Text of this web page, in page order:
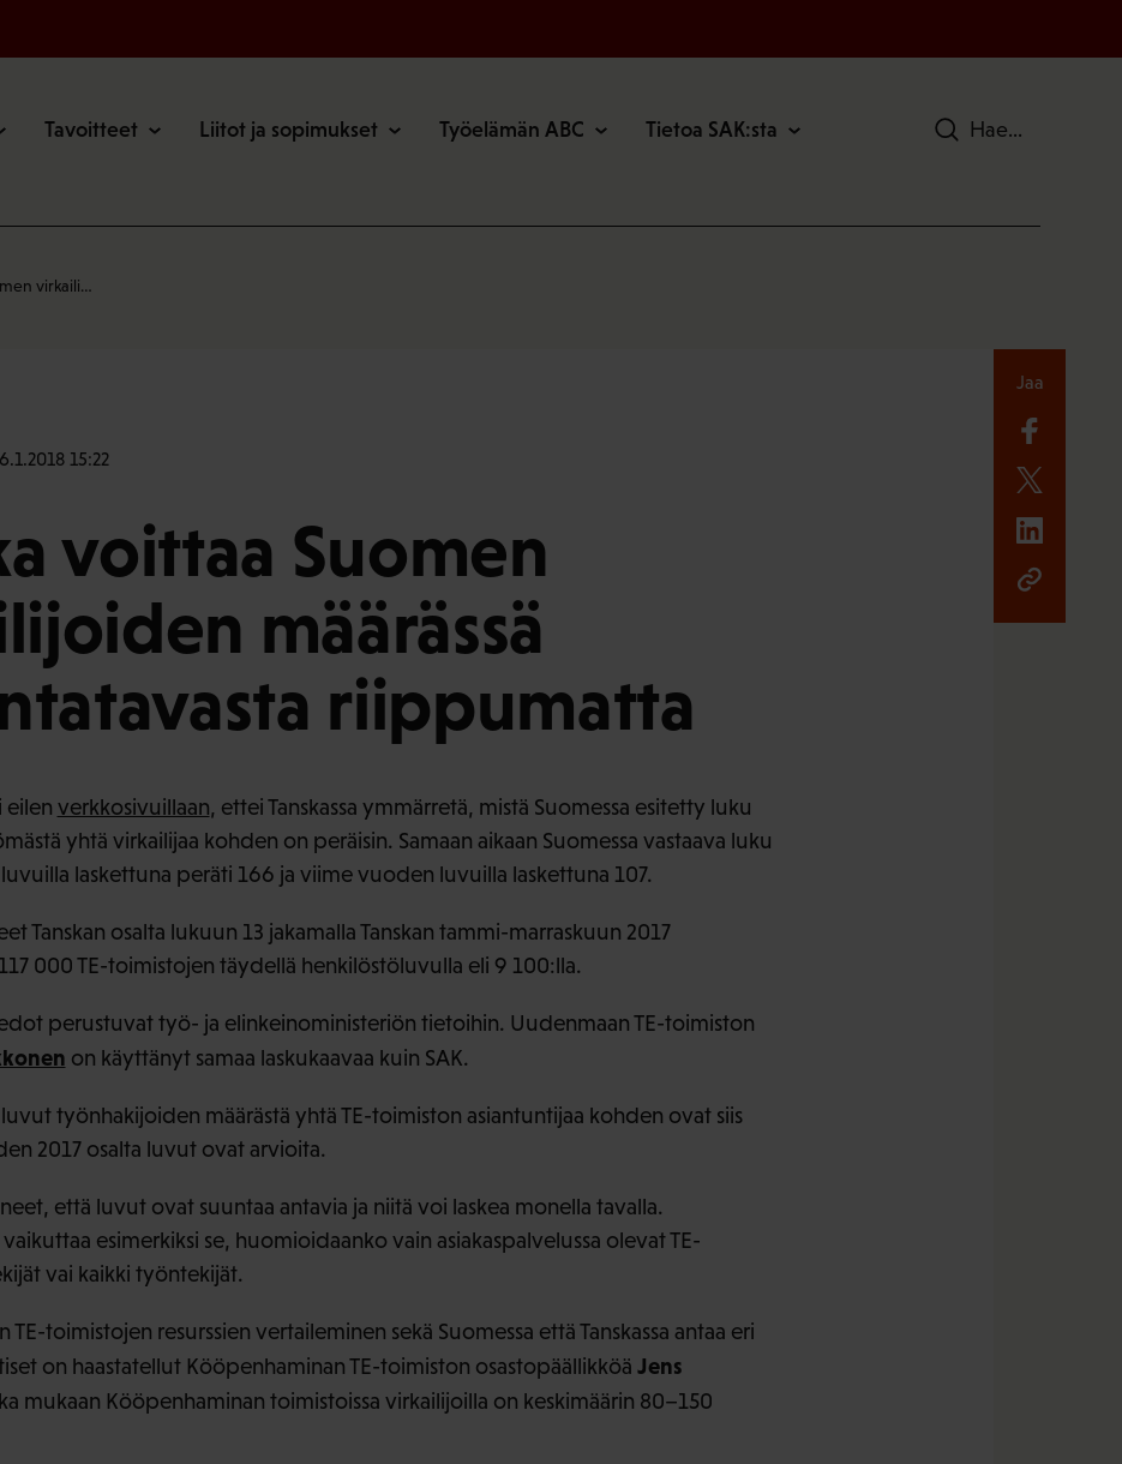
Tavoitteet Liitot ja sopimukset Työelämän ABC Tietoa SAK:sta Hae
virkaili…
15:22
voittaa Suomen
määrässä
riippumatta
eilen verkkosivuillaan, ettei Tanskassa ymmärretä, mistä Suomessa esitetty luku
yhtä virkailijaa kohden on peräisin. Samaan aikaan Suomessa vastaava luku
laskettuna peräti 166 ja viime vuoden luvuilla laskettuna 107.
Tanskan osalta lukuun 13 jakamalla Tanskan tammi-marraskuun 2017
000 TE-toimistojen täydellä henkilöstöluvulla eli 9 100:lla.
perustuvat työ- ja elinkeinoministeriön tietoihin. Uudenmaan TE-toimiston
on käyttänyt samaa laskukaavaa kuin SAK.
työnhakijoiden määrästä yhtä TE-toimiston asiantuntijaa kohden ovat siis
2017 osalta luvut ovat arvioita.
että luvut ovat suuntaa antavia ja niitä voi laskea monella tavalla.
esimerkiksi se, huomioidaanko vain asiakaspalvelussa olevat TE-
vai kaikki työntekijät.
TE-toimistojen resurssien vertaileminen sekä Suomessa että Tanskassa antaa eri
on haastatellut Kööpenhaminan TE-toimiston osastopäällikköä Jens
mukaan Kööpenhaminan toimistoissa virkailijoilla on keskimäärin 80–150
Jaa